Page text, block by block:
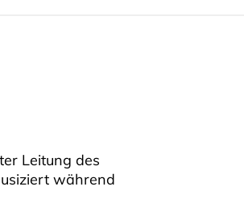
Leitung des
während